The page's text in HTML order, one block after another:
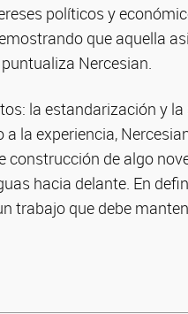
políticos y
que aquella
Nercesian.
la estandarización y
la experiencia,
de algo
hacia delante. En
trabajo que debe